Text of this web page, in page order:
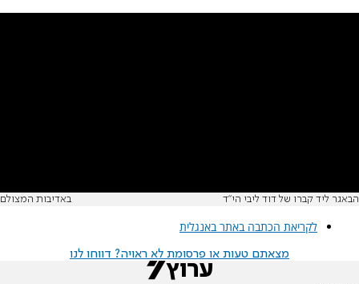
הבאגר ליד קברו של דוד ליבי הי"ד באדיבות המצולם
לקריאת הכתבה באתר באנגלית
מצאתם טעות או פרסומת לא ראויה? דווחו לנו